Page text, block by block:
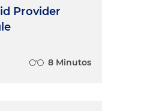
Provider
8 Minutos